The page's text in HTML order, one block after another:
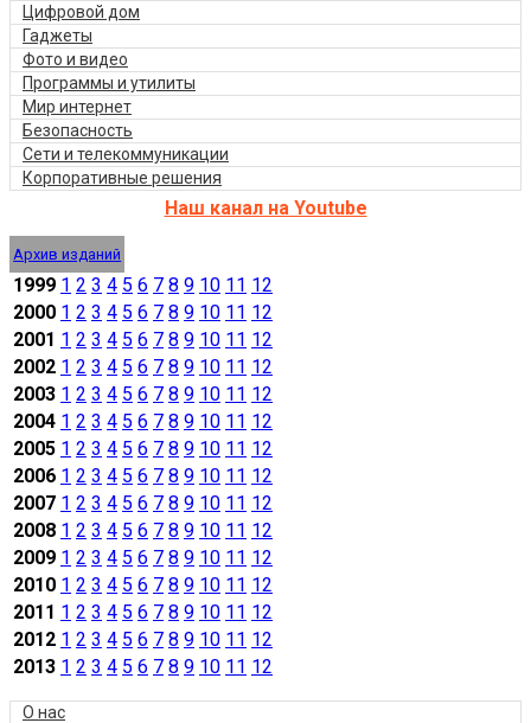
Цифровой дом
Гаджеты
Фото и видео
Программы и утилиты
Мир интернет
Безопасность
Сети и телекоммуникации
Корпоративные решения
Наш канал на Youtube
Архив изданий
1999 1 2 3 4 5 6 7 8 9 10 11 12
2000 1 2 3 4 5 6 7 8 9 10 11 12
2001 1 2 3 4 5 6 7 8 9 10 11 12
2002 1 2 3 4 5 6 7 8 9 10 11 12
2003 1 2 3 4 5 6 7 8 9 10 11 12
2004 1 2 3 4 5 6 7 8 9 10 11 12
2005 1 2 3 4 5 6 7 8 9 10 11 12
2006 1 2 3 4 5 6 7 8 9 10 11 12
2007 1 2 3 4 5 6 7 8 9 10 11 12
2008 1 2 3 4 5 6 7 8 9 10 11 12
2009 1 2 3 4 5 6 7 8 9 10 11 12
2010 1 2 3 4 5 6 7 8 9 10 11 12
2011 1 2 3 4 5 6 7 8 9 10 11 12
2012 1 2 3 4 5 6 7 8 9 10 11 12
2013 1 2 3 4 5 6 7 8 9 10 11 12
О нас